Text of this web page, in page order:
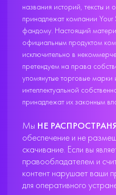
названия историй, тексты и
принадлежат компании Your
фандому. Настоящий
официальным продуктом
исключительно в
претендуем на права
упомянутые торговые марки
интеллектуальной
принадлежат их законным
Мы НЕ
обеспечение и не
скачивание. Если вы
правообладателем и
контент нарушает ваши
для оперативного